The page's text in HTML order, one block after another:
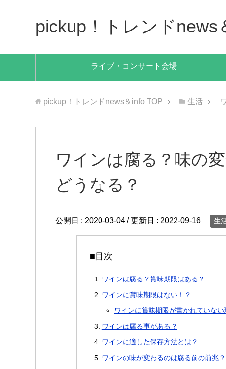
pickup！トレンドnews
ライブ・コンサート会場
pickup！トレンドnews＆info TOP 生活
ワインは腐る？味の
どうなる？
公開日 : 2020-03-04 / 更新日 : 2022-09-16 生
■目次
ワインは腐る？賞味期限はある？
ワインに賞味期限はない！？
ワインに賞味期限が書かれていない
ワインは腐る事がある？
ワインに適した保存方法とは？
ワインの味が変わるのは腐る前の前兆？